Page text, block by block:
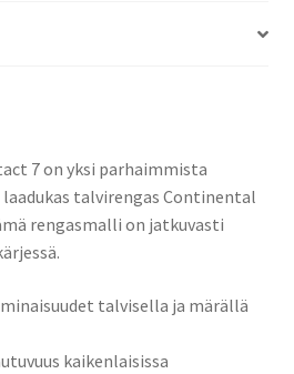
7 on yksi parhaimmista
talvirengas Continental
rengasmalli on jatkuvasti
talvisella ja märällä
kaikenlaisissa